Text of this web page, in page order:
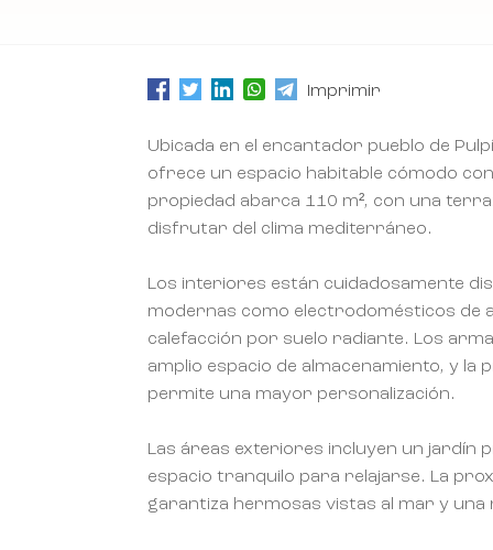
Imprimir
Ubicada en el encantador pueblo de
ofrece un espacio habitable cómodo
propiedad abarca 110 m², con una
disfrutar del clima mediterráneo.
Los interiores están cuidadosamente
modernas como electrodomésticos de
calefacción por suelo radiante. Los
amplio espacio de almacenamiento, y la
permite una mayor personalización.
Las áreas exteriores incluyen un jardín
espacio tranquilo para relajarse. La
garantiza hermosas vistas al mar y